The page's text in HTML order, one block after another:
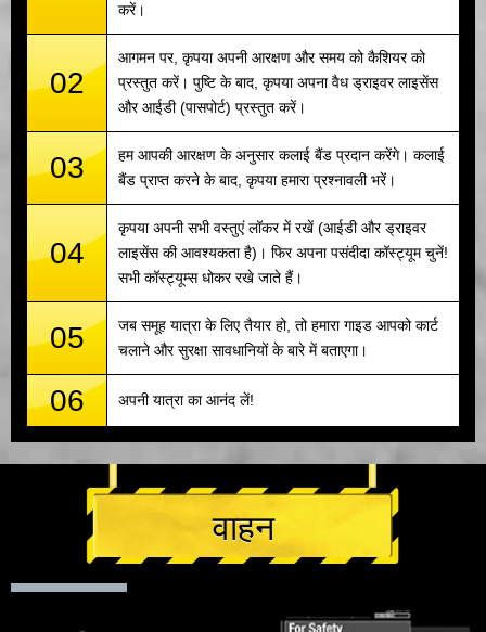
करें।
02
आगमन पर, कृपया अपनी आरक्षण और समय को कैशियर को
प्रस्तुत करें। पुष्टि के बाद, कृपया अपना वैध ड्राइवर लाइसेंस
और आईडी (पासपोर्ट) प्रस्तुत करें।
03
हम आपकी आरक्षण के अनुसार कलाई बैंड प्रदान करेंगे। कलाई
बैंड प्राप्त करने के बाद, कृपया हमारा प्रश्नावली भरें।
04
कृपया अपनी सभी वस्तुएं लॉकर में रखें (आईडी और ड्राइवर
लाइसेंस की आवश्यकता है)। फिर अपना पसंदीदा कॉस्ट्यूम चुनें!
सभी कॉस्ट्यूम्स धोकर रखे जाते हैं।
05
जब समूह यात्रा के लिए तैयार हो, तो हमारा गाइड आपको कार्ट
चलाने और सुरक्षा सावधानियों के बारे में बताएगा।
06 अपनी यात्रा का आनंद लें!
वाहन